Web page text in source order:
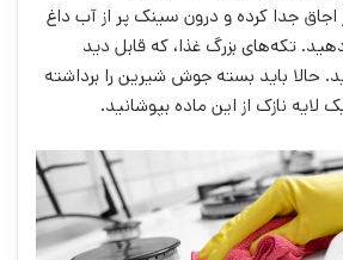
اجاق جدا کرده و درون سینک پر از آب داغ
تکه‌های بزرگ غذا، که قابل دید
حالا باید بسته جوش شیرین را برداشته
نازک از این ماده بپوشانید.